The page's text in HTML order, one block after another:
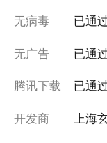
无病毒 已通
无广告 已通
腾讯下载 已通
开发商 上海